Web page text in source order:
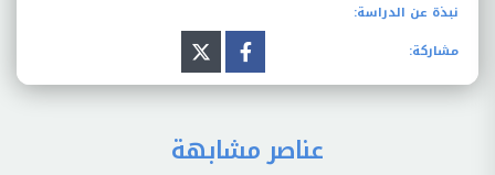
نبذة عن الدراسة:
مشاركة:
عناصر مشابهة